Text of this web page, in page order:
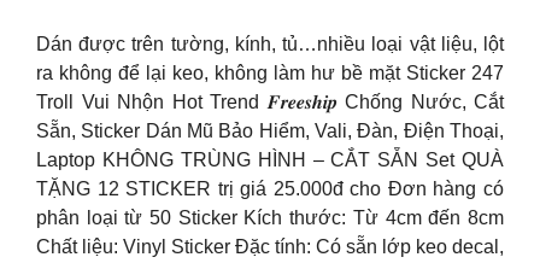
Dán được trên tường, kính, tủ…nhiều loại vật liệu, lột
ra không để lại keo, không làm hư bề mặt Sticker 247
Troll Vui Nhộn Hot Trend 𝑭𝒓𝒆𝒆𝒔𝒉𝒊𝒑 Chống Nước, Cắt
Sẵn, Sticker Dán Mũ Bảo Hiểm, Vali, Đàn, Điện Thoại,
Laptop KHÔNG TRÙNG HÌNH – CẮT SẴN Set QUÀ
TẶNG 12 STICKER trị giá 25.000đ cho Đơn hàng có
phân loại từ 50 Sticker Kích thước: Từ 4cm đến 8cm
Chất liệu: Vinyl Sticker Đặc tính: Có sẵn lớp keo decal,